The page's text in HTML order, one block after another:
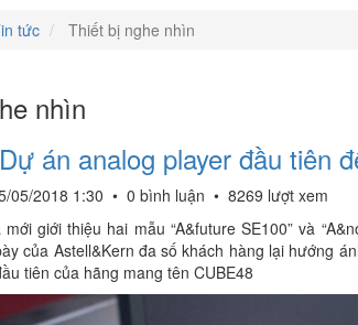
tức Thiết bị nghe nhìn
nhìn
án analog player đầu tiên
05/2018 1:30 • 0 bình luận • 8269 lượt xem
giới thiệu hai mẫu “A&future SE100” và
của Astell&Kern đa số khách hàng lại hướng
tiên của hãng mang tên CUBE48